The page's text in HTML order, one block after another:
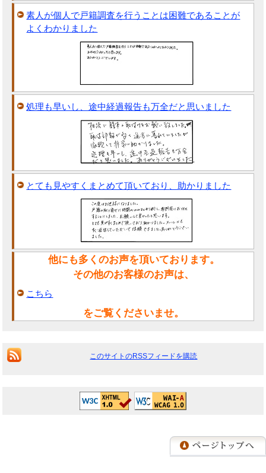
素人が個人で戸籍調査を行うことは困難であることが
よくわかりました
処理も早いし、途中経過報告も万全だと思いました
とても見やすくまとめて頂いており、助かりました
他にも多くのお声を頂いております。
その他のお客様のお声は、
こちら
をご覧くださいませ。
このサイトのRSSフィードを購読